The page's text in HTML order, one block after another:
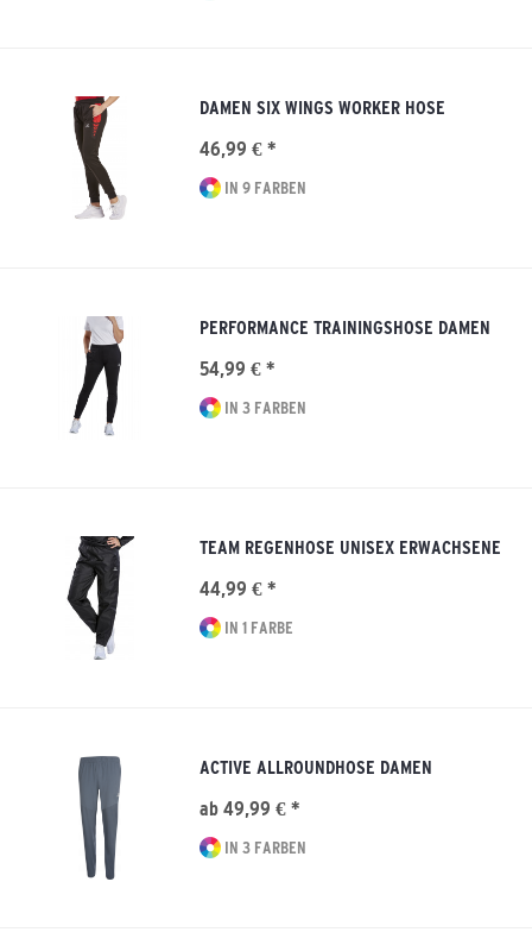
DAMEN SIX WINGS WORKER HOSE
46,99 € *
IN 9 FARBEN
PERFORMANCE TRAININGSHOSE DAMEN
54,99 € *
IN 3 FARBEN
TEAM REGENHOSE UNISEX ERWACHSENE
44,99 € *
IN 1 FARBE
ACTIVE ALLROUNDHOSE DAMEN
ab 49,99 € *
IN 3 FARBEN